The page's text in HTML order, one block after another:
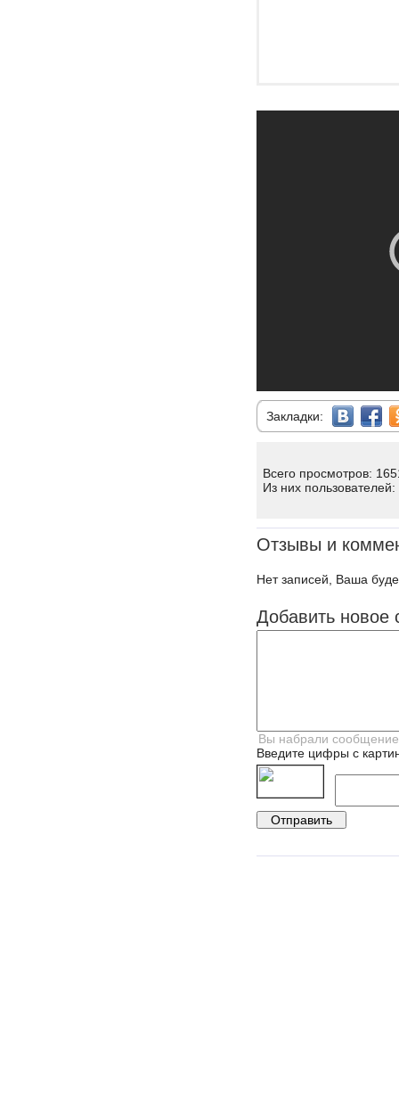
Закладки:
Всего просмотров:
Из них пользователей:
Отзывы и
Нет записей, Ваша
Добавить новое
Введите цифры с